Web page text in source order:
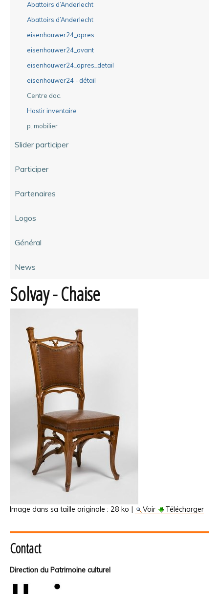
Abattoirs d’Anderlecht
Abattoirs d’Anderlecht
eisenhouwer24_apres
eisenhouwer24_avant
eisenhouwer24_apres_detail
eisenhouwer24 - détail
Centre doc.
Hastir inventaire
p. mobilier
Slider participer
Participer
Partenaires
Logos
Général
News
Solvay - Chaise
Image dans sa taille originale : 28 ko | Voir Télécharger
Contact
Direction du Patrimoine culturel